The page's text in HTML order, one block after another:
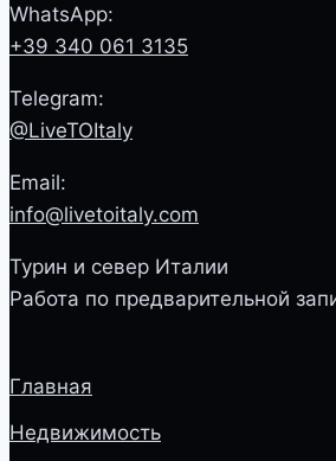
WhatsApp:
+39 340 061 3135
Telegram:
@LiveTOItaly
Email:
info@livetoitaly.com
Турин и север Италии
Работа по предварительной
Главная
Недвижимость